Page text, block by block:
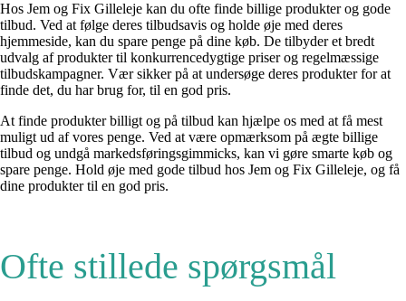
Hos Jem og Fix Gilleleje kan du ofte finde billige produkter og gode
tilbud. Ved at følge deres tilbudsavis og holde øje med deres
hjemmeside, kan du spare penge på dine køb. De tilbyder et bredt
udvalg af produkter til konkurrencedygtige priser og regelmæssige
tilbudskampagner. Vær sikker på at undersøge deres produkter for at
finde det, du har brug for, til en god pris.
At finde produkter billigt og på tilbud kan hjælpe os med at få mest
muligt ud af vores penge. Ved at være opmærksom på ægte billige
tilbud og undgå markedsføringsgimmicks, kan vi gøre smarte køb og
spare penge. Hold øje med gode tilbud hos Jem og Fix Gilleleje, og få
dine produkter til en god pris.
Ofte stillede spørgsmål